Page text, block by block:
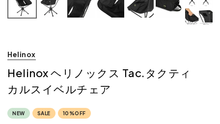
Helinox
Helinox ヘリノックス Tac.タクティ
カルスイベルチェア
NEW SALE 10%OFF